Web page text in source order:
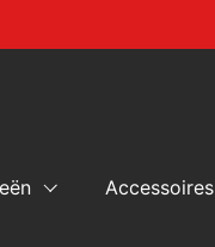
Accessoires